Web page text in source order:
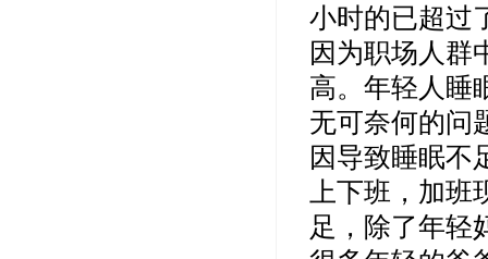
小时的已超过
因为职场人群
高。年轻人睡
无可奈何的问
因导致睡眠不
上下班，加班
足，除了年轻